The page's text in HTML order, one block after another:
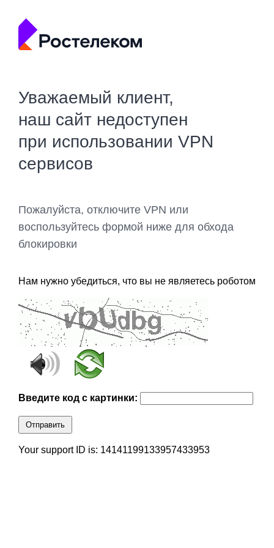
Уважаемый клиент,
наш сайт недоступен
при использовании VPN
сервисов
Пожалуйста, отключите VPN или
воспользуйтесь формой ниже для обхода
блокировки
Нам нужно убедиться, что вы не являетесь роботом
Введите код с картинки:
Отправить
Your support ID is: 14141199133957433953